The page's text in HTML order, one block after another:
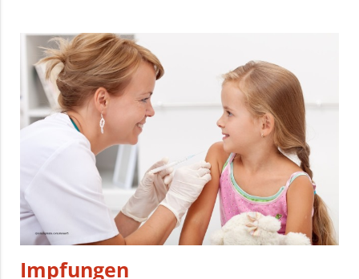
Impfungen